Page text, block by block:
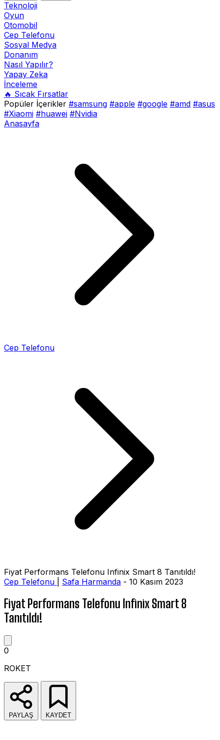
Teknoloji
Oyun
Otomobil
Cep Telefonu
Sosyal Medya
Donanım
Nasıl Yapılır?
Yapay Zeka
İnceleme
🔥 Sıcak Fırsatlar
Popüler İçerikler #samsung #apple #google #amd #asus
#Xiaomi #huawei #Nvidia
Anasayfa
Cep Telefonu
Fiyat Performans Telefonu Infinix Smart 8 Tanıtıldı!
Cep Telefonu
Safa Harmanda - 10 Kasım 2023
Fiyat Performans Telefonu Infinix Smart 8
Tanıtıldı!
0
ROKET
PAYLAŞ KAYDET